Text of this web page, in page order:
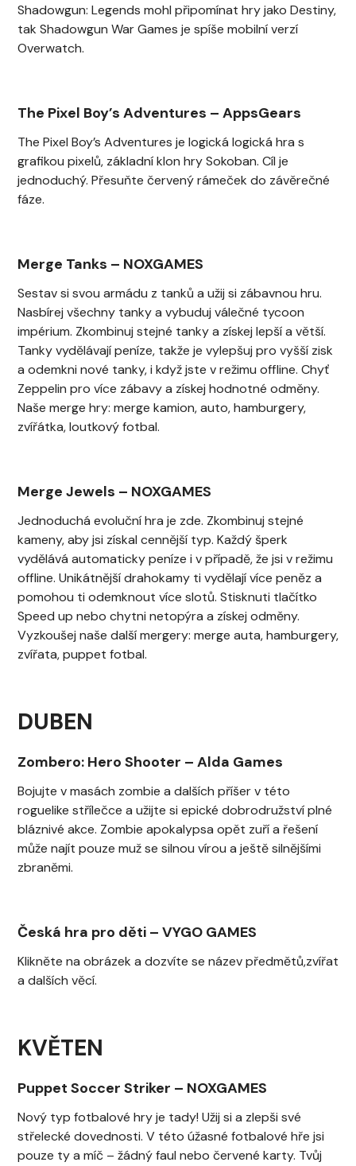
Shadowgun: Legends mohl připomínat hry jako Destiny,
tak Shadowgun War Games je spíše mobilní verzí
Overwatch.
The Pixel Boy’s Adventures – AppsGears
The Pixel Boy’s Adventures je logická logická hra s
grafikou pixelů, základní klon hry Sokoban. Cíl je
jednoduchý. Přesuňte červený rámeček do závěrečné
fáze.
Merge Tanks – NOXGAMES
Sestav si svou armádu z tanků a užij si zábavnou hru.
Nasbírej všechny tanky a vybuduj válečné tycoon
impérium. Zkombinuj stejné tanky a získej lepší a větší.
Tanky vydělávají peníze, takže je vylepšuj pro vyšší zisk
a odemkni nové tanky, i když jste v režimu offline. Chyť
Zeppelin pro více zábavy a získej hodnotné odměny.
Naše merge hry: merge kamion, auto, hamburgery,
zvířátka, loutkový fotbal.
Merge Jewels – NOXGAMES
Jednoduchá evoluční hra je zde. Zkombinuj stejné
kameny, aby jsi získal cennější typ. Každý šperk
vydělává automaticky peníze i v případě, že jsi v režimu
offline. Unikátnější drahokamy ti vydělají více peněz a
pomohou ti odemknout více slotů. Stisknuti tlačítko
Speed ​​up nebo chytni netopýra a získej odměny.
Vyzkoušej naše další mergery: merge auta, hamburgery,
zvířata, puppet fotbal.
DUBEN
Zombero: Hero Shooter – Alda Games
Bojujte v masách zombie a dalších příšer v této
roguelike střílečce a užijte si epické dobrodružství plné
bláznivé akce. Zombie apokalypsa opět zuří a řešení
může najít pouze muž se silnou vírou a ještě silnějšími
zbraněmi.
Česká hra pro děti – VYGO GAMES
Klikněte na obrázek a dozvíte se název předmětů,zvířat
a dalších věcí.
KVĚTEN
Puppet Soccer Striker – NOXGAMES
Nový typ fotbalové hry je tady! Užij si a zlepši své
střelecké dovednosti. V této úžasné fotbalové hře jsi
pouze ty a míč – žádný faul nebo červené karty. Tvůj